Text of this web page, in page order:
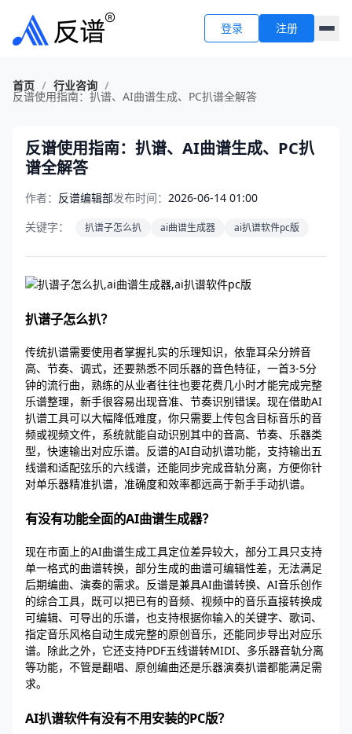
登录 注册
首页 / 行业咨询 /
反谱使用指南：扒谱、AI曲谱生成、PC扒谱全解答
反谱使用指南：扒谱、AI曲谱生成、PC扒
谱全解答
作者： 反谱编辑部发布时间： 2026-06-14 01:00
关键字：
扒谱子怎么扒 ai曲谱生成器 ai扒谱软件pc版
扒谱子怎么扒？
传统扒谱需要使用者掌握扎实的乐理知识，依靠耳朵分辨音
高、节奏、调式，还要熟悉不同乐器的音色特征，一首3-5分
钟的流行曲，熟练的从业者往往也要花费几小时才能完成完整
乐谱整理，新手很容易出现音准、节奏识别错误。现在借助AI
扒谱工具可以大幅降低难度，你只需要上传包含目标音乐的音
频或视频文件，系统就能自动识别其中的音高、节奏、乐器类
型，快速输出对应乐谱。反谱的AI自动扒谱功能，支持输出五
线谱和适配弦乐的六线谱，还能同步完成音轨分离，方便你针
对单乐器精准扒谱，准确度和效率都远高于新手手动扒谱。
有没有功能全面的AI曲谱生成器？
现在市面上的AI曲谱生成工具定位差异较大，部分工具只支持
单一格式的曲谱转换，部分生成的曲谱可编辑性差，无法满足
后期编曲、演奏的需求。反谱是兼具AI曲谱转换、AI音乐创作
的综合工具，既可以把已有的音频、视频中的音乐直接转换成
可编辑、可导出的乐谱，也支持根据你输入的关键字、歌词、
指定音乐风格自动生成完整的原创音乐，还能同步导出对应乐
谱。除此之外，它还支持PDF五线谱转MIDI、多乐器音轨分离
等功能，不管是翻唱、原创编曲还是乐器演奏扒谱都能满足需
求。
AI扒谱软件有没有不用安装的PC版？